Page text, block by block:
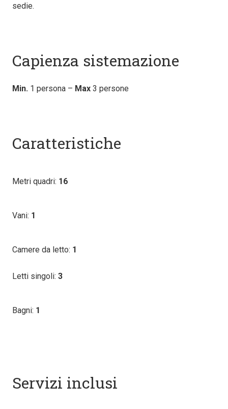
sedie.
Capienza sistemazione
Min. 1 persona – Max 3 persone
Caratteristiche
Metri quadri: 16
Vani: 1
Camere da letto: 1
Letti singoli: 3
Bagni: 1
Servizi inclusi